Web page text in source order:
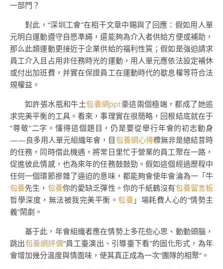
一部門？
對此，“深圳工會”在相干文章中賜與了回應：假如用人單
元明白運動遵守自愿準繩，還能夠為介入者供給方便或補助，
那么此類運動更接近于企業供給的福利性質；假如是強迫請求
員工介入且占用非任務時光的運動，用人單元應依法設定補休
或付出加班費，并實在保證員工在運動時代的歇息權等符合法
規權益。
如許張水瓶和牛土包養網ppt豪這兩個極端，都成了她追
求完美平衡的工具。看來，事理實在很簡略，回根結底就在于
“尊敬”二字。懂得這個題目，仍是要從舉行年會的初志動身
——良多用人單元組織年會，目包養網心得標無非是總結昔時
的任務，同時借此機遇，將常日里忙于營業的員工聚在一路，
促進彼此情感，也為來年的任務鼓鼓勁。假如這個經過歷程中
任何一個環節摻雜了逼迫的意味，都能夠會使年會淪為一「牛
包養先生， 包養你的愛缺乏彈性。你的千紙鶴沒有包養留言板
哲學深度，無法被我完美平衡。 包養 」場耗費人心的“情勢主
義”鬧劇。
基于此，年會組織者應在情勢上多花些心思、動動頭腦，
跳出包養網評價“員工臺演出、引導臺下看”的固化形式，為年
會增加幾分溫度與情面味，使其真正成為一次“團隊的相聚”。